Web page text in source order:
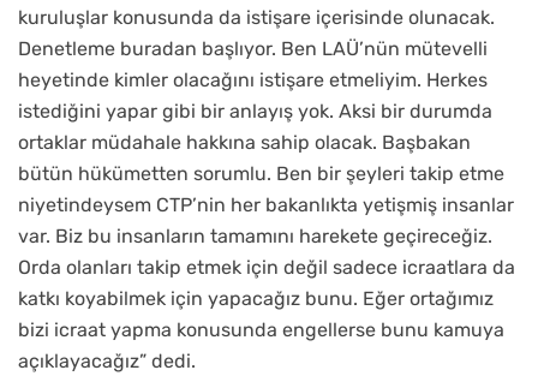
kuruluşlar konusunda da istişare içerisinde olunacak.
Denetleme buradan başlıyor. Ben LAÜ’nün mütevelli
heyetinde kimler olacağını istişare etmeliyim. Herkes
istediğini yapar gibi bir anlayış yok. Aksi bir durumda
ortaklar müdahale hakkına sahip olacak. Başbakan
bütün hükümetten sorumlu. Ben bir şeyleri takip etme
niyetindeysem CTP’nin her bakanlıkta yetişmiş insanlar
var. Biz bu insanların tamamını harekete geçireceğiz.
Orda olanları takip etmek için değil sadece icraatlara da
katkı koyabilmek için yapacağız bunu. Eğer ortağımız
bizi icraat yapma konusunda engellerse bunu kamuya
açıklayacağız” dedi.